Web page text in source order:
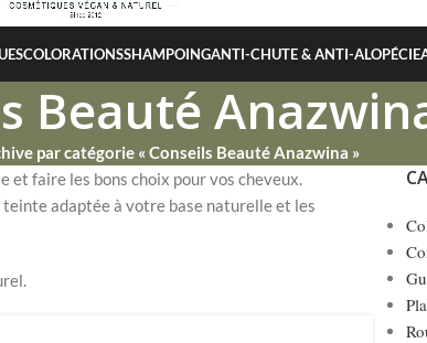
COLORATIONSSHAMPOINGANTI-CHUTE & ANTI-ALOPÉCIE
Beauté
par catégorie « Conseils Beauté Anazwina »
faire les bons choix pour vos cheveux.
adaptée à votre base naturelle et les